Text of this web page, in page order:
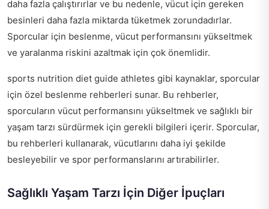
daha fazla çalıştırırlar ve bu nedenle, vücut için gereken
besinleri daha fazla miktarda tüketmek zorundadırlar.
Sporcular için beslenme, vücut performansını yükseltmek
ve yaralanma riskini azaltmak için çok önemlidir.
sports nutrition diet guide athletes gibi kaynaklar, sporcular
için özel beslenme rehberleri sunar. Bu rehberler,
sporcuların vücut performansını yükseltmek ve sağlıklı bir
yaşam tarzı sürdürmek için gerekli bilgileri içerir. Sporcular,
bu rehberleri kullanarak, vücutlarını daha iyi şekilde
besleyebilir ve spor performanslarını artırabilirler.
Sağlıklı Yaşam Tarzı İçin Diğer İpuçları